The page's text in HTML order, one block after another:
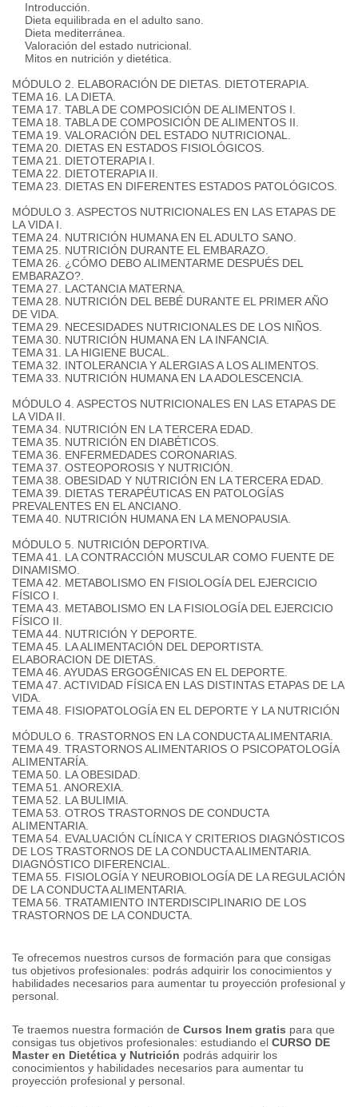
Introducción.
Dieta equilibrada en el adulto sano.
Dieta mediterránea.
Valoración del estado nutricional.
Mitos en nutrición y dietética.
MÓDULO 2. ELABORACIÓN DE DIETAS. DIETOTERAPIA.
TEMA 16. LA DIETA.
TEMA 17. TABLA DE COMPOSICIÓN DE ALIMENTOS I.
TEMA 18. TABLA DE COMPOSICIÓN DE ALIMENTOS II.
TEMA 19. VALORACIÓN DEL ESTADO NUTRICIONAL.
TEMA 20. DIETAS EN ESTADOS FISIOLÓGICOS.
TEMA 21. DIETOTERAPIA I.
TEMA 22. DIETOTERAPIA II.
TEMA 23. DIETAS EN DIFERENTES ESTADOS PATOLÓGICOS.
MÓDULO 3. ASPECTOS NUTRICIONALES EN LAS ETAPAS DE
LA VIDA I.
TEMA 24. NUTRICIÓN HUMANA EN EL ADULTO SANO.
TEMA 25. NUTRICIÓN DURANTE EL EMBARAZO.
TEMA 26. ¿CÓMO DEBO ALIMENTARME DESPUÉS DEL
EMBARAZO?.
TEMA 27. LACTANCIA MATERNA.
TEMA 28. NUTRICIÓN DEL BEBÉ DURANTE EL PRIMER AÑO
DE VIDA.
TEMA 29. NECESIDADES NUTRICIONALES DE LOS NIÑOS.
TEMA 30. NUTRICIÓN HUMANA EN LA INFANCIA.
TEMA 31. LA HIGIENE BUCAL.
TEMA 32. INTOLERANCIA Y ALERGIAS A LOS ALIMENTOS.
TEMA 33. NUTRICIÓN HUMANA EN LA ADOLESCENCIA.
MÓDULO 4. ASPECTOS NUTRICIONALES EN LAS ETAPAS DE
LA VIDA II.
TEMA 34. NUTRICIÓN EN LA TERCERA EDAD.
TEMA 35. NUTRICIÓN EN DIABÉTICOS.
TEMA 36. ENFERMEDADES CORONARIAS.
TEMA 37. OSTEOPOROSIS Y NUTRICIÓN.
TEMA 38. OBESIDAD Y NUTRICIÓN EN LA TERCERA EDAD.
TEMA 39. DIETAS TERAPÉUTICAS EN PATOLOGÍAS
PREVALENTES EN EL ANCIANO.
TEMA 40. NUTRICIÓN HUMANA EN LA MENOPAUSIA.
MÓDULO 5. NUTRICIÓN DEPORTIVA.
TEMA 41. LA CONTRACCIÓN MUSCULAR COMO FUENTE DE
DINAMISMO.
TEMA 42. METABOLISMO EN FISIOLOGÍA DEL EJERCICIO
FÍSICO I.
TEMA 43. METABOLISMO EN LA FISIOLOGÍA DEL EJERCICIO
FÍSICO II.
TEMA 44. NUTRICIÓN Y DEPORTE.
TEMA 45. LA ALIMENTACIÓN DEL DEPORTISTA.
ELABORACION DE DIETAS.
TEMA 46. AYUDAS ERGOGÉNICAS EN EL DEPORTE.
TEMA 47. ACTIVIDAD FÍSICA EN LAS DISTINTAS ETAPAS DE LA
VIDA.
TEMA 48. FISIOPATOLOGÍA EN EL DEPORTE Y LA NUTRICIÓN
MÓDULO 6. TRASTORNOS EN LA CONDUCTA ALIMENTARIA.
TEMA 49. TRASTORNOS ALIMENTARIOS O PSICOPATOLOGÍA
ALIMENTARÍA.
TEMA 50. LA OBESIDAD.
TEMA 51. ANOREXIA.
TEMA 52. LA BULIMIA.
TEMA 53. OTROS TRASTORNOS DE CONDUCTA
ALIMENTARIA.
TEMA 54. EVALUACIÓN CLÍNICA Y CRITERIOS DIAGNÓSTICOS
DE LOS TRASTORNOS DE LA CONDUCTA ALIMENTARIA.
DIAGNÓSTICO DIFERENCIAL.
TEMA 55. FISIOLOGÍA Y NEUROBIOLOGÍA DE LA REGULACIÓN
DE LA CONDUCTA ALIMENTARIA.
TEMA 56. TRATAMIENTO INTERDISCIPLINARIO DE LOS
TRASTORNOS DE LA CONDUCTA.
Te ofrecemos nuestros cursos de formación para que consigas
tus objetivos profesionales: podrás adquirir los conocimientos y
habilidades necesarios para aumentar tu proyección profesional y
personal.
Te traemos nuestra formación de Cursos Inem gratis para que
consigas tus objetivos profesionales: estudiando el CURSO DE
Master en Dietética y Nutrición podrás adquirir los
conocimientos y habilidades necesarios para aumentar tu
proyección profesional y personal.